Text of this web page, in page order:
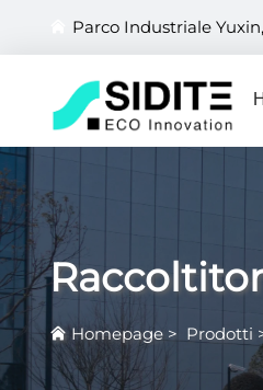
Parco Industriale
Homepage > Prodotti